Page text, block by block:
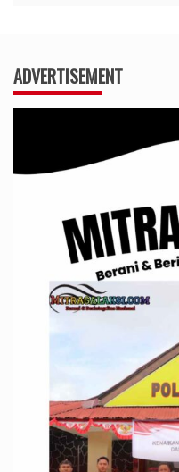
ADVERTISEMENT